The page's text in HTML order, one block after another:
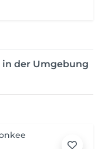
der Umgebung